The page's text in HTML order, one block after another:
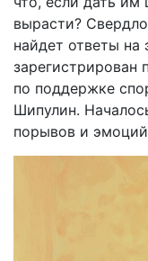
вырасти?
найдет ответы
зарегистрирован
по поддержке
Шипулин.
порывов и